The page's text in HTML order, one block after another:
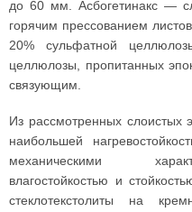
до 60 мм. Асбогетинакс —
горячим прессованием
20% сульфатной
целлюлозы, пропитанных
связующим.
Из рассмотренных слоистых
наибольшей
механическими
влагостойкостью и
стеклотекстолиты на